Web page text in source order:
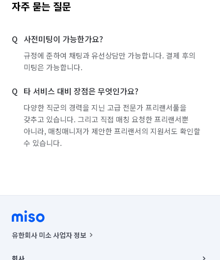
자주 묻는 질문
사전미팅이 가능한가요?
규정에 준하여 채팅과 유선상담만 가능합니다. 결제 후의
미팅은 가능합니다.
타 서비스 대비 장점은 무엇인가요?
다양한 직군의 경력을 지닌 고급 전문가 프리랜서풀을
갖추고 있습니다. 그리고 직접 매칭 요청한 프리랜서뿐
아니라, 매칭매니저가 제안한 프리랜서의 지원서도 확인할
수 있습니다.
유한회사 미소 사업자 정보
00019 |